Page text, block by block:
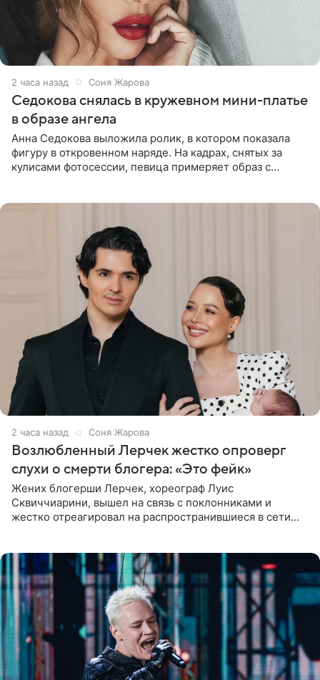
2 часа назад Соня Жарова
Седокова снялась в кружевном мини-платье
в образе ангела
Анна Седокова выложила ролик, в котором показала
фигуру в откровенном наряде. На кадрах, снятых за
кулисами фотосессии, певица примеряет образ с
2 часа назад Соня Жарова
Возлюбленный Лерчек жестко опроверг
слухи о смерти блогера: «Это фейк»
Жених блогерши Лерчек, хореограф Луис
Сквиччиарини, вышел на связь с поклонниками и
жестко отреагировал на распространившиеся в сети